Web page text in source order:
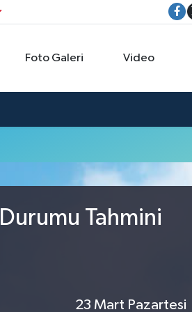
Foto Galeri Video
Tahmini
23 Mart Pazartesi